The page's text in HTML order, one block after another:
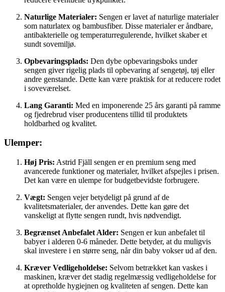
Naturlige Materialer: Sengen er lavet af naturlige materialer
som naturlatex og bambusfiber. Disse materialer er åndbare,
antibakterielle og temperaturregulerende, hvilket skaber et
sundt sovemiljø.
Opbevaringsplads: Den dybe opbevaringsboks under
sengen giver rigelig plads til opbevaring af sengetøj, tøj eller
andre genstande. Dette kan være praktisk for at reducere rodet
i soveværelset.
Lang Garanti: Med en imponerende 25 års garanti på ramme
og fjedrebrud viser producentens tillid til produktets
holdbarhed og kvalitet.
Ulemper:
Høj Pris: Astrid Fjäll sengen er en premium seng med
avancerede funktioner og materialer, hvilket afspejles i prisen.
Det kan være en ulempe for budgetbevidste forbrugere.
Vægt: Sengen vejer betydeligt på grund af de
kvalitetsmaterialer, der anvendes. Dette kan gøre det
vanskeligt at flytte sengen rundt, hvis nødvendigt.
Begrænset Anbefalet Alder: Sengen er kun anbefalet til
babyer i alderen 0-6 måneder. Dette betyder, at du muligvis
skal investere i en større seng, når din baby vokser ud af den.
Kræver Vedligeholdelse: Selvom betrækket kan vaskes i
maskinen, kræver det stadig regelmæssig vedligeholdelse for
at opretholde hygiejnen og kvaliteten af sengen. Dette kan